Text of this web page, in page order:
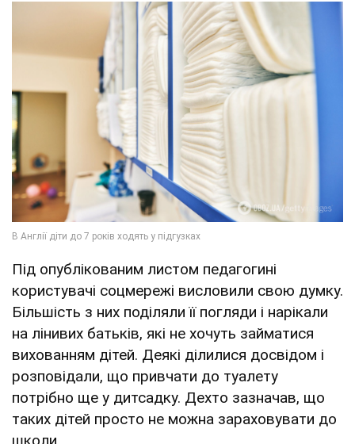
Під опублікованим листом педагогині
користувачі соцмережі висловили свою думку.
Більшість з них поділяли її погляди і нарікали
на лінивих батьків, які не хочуть займатися
вихованням дітей. Деякі ділилися досвідом і
розповідали, що привчати до туалету
потрібно ще у дитсадку. Дехто зазначав, що
таких дітей просто не можна зараховувати до